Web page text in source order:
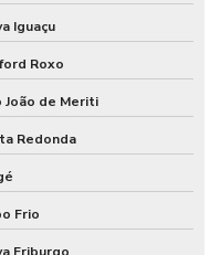
Iguaçu
Roxo
João de Meriti
Redonda
Frio